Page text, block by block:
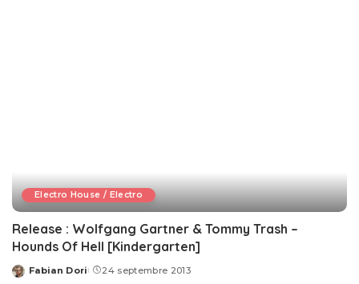
Electro House / Electro
Release : Wolfgang Gartner & Tommy Trash –
Hounds Of Hell [Kindergarten]
Posted
Fabian Dori 24 septembre 2013